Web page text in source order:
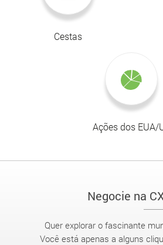
Cestas
Ações dos EUA/
Negocie na
Quer explorar o fascinante
Você está apenas a alguns